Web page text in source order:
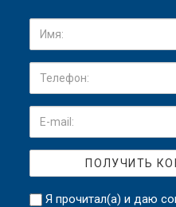
Я прочитал(а) и даю